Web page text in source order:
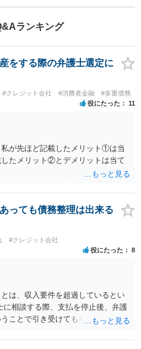
不動産会社との緊
実現！【初回相談
ランキング
をする際の弁護士選定に
#クレジット会社 #消費者金融 #多重債務
役にたった 11
が先ほど記載したメリット①は当
たメリット②とデメリットは当て
っても債務整理は出来る
#クレジット会社
役にたった 8
は、収入要件を超過しているとい
相談する際、支払を停止後、弁護
ことで引き受けてもらえないか確
お勧めできませんが あとは、相談